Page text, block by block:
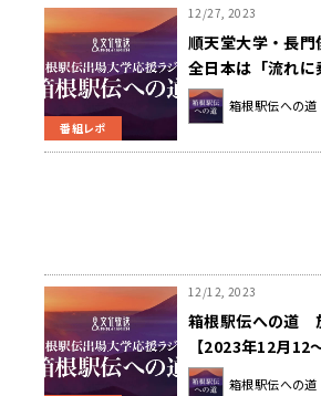
番組レポ
12/27, 2023
順天堂大学・長
全日本は「流れに
た」～箱根駅伝へ
箱根駅伝への道
12/12, 2023
箱根駅伝への道
【2023年12月12
箱根駅伝への道